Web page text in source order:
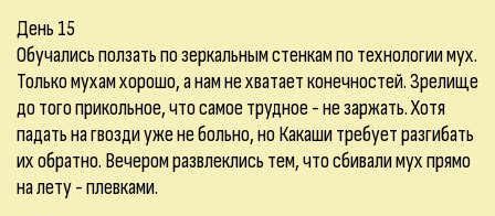
День 15
Обучались ползать по зеркальным стенкам по технологии мух.
Только мухам хорошо, а нам не хватает конечностей. Зрелище
до того прикольное, что самое трудное - не заржать. Хотя
падать на гвозди уже не больно, но Какаши требует разгибать
их обратно. Вечером развлеклись тем, что сбивали мух прямо
на лету - плевками.